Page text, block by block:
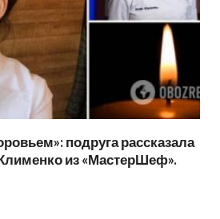
подруга рассказала
из «МастерШеф».